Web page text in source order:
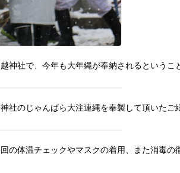
社で、今年も大年縄が奉納されるというこ
のじゃんばら大注連縄を奉製して頂いたご
体温チェックやマスクの着用、また消毒の